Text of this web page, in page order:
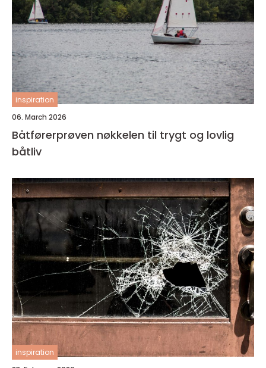
inspiration
06. March 2026
Båtførerprøven nøkkelen til trygt og lovlig
båtliv
inspiration